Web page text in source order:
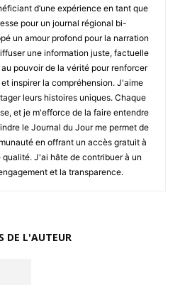
d’une expérience en tant que
pour un journal régional bi-
un amour profond pour la narration
une information juste, factuelle
pouvoir de la vérité pour renforcer
inspirer la compréhension. J'aime
leurs histoires uniques. Chaque
et je m'efforce de la faire entendre
le Journal du Jour me permet de
en offrant un accès gratuit à
J'ai hâte de contribuer à un
et la transparence.
DE L'AUTEUR